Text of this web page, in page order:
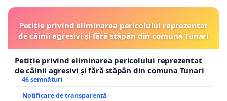
Petiție privind eliminarea pericolului reprezentat
de câinii agresivi și fără stăpân din comuna Tunari
Petiție privind eliminarea pericolului reprezentat
de câinii agresivi și fără stăpân din comuna Tunari
46 semnături
Notificare de transparență